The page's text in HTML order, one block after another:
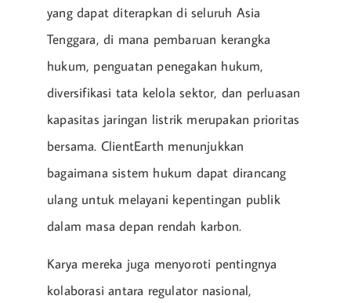
yang dapat diterapkan di seluruh Asia
Tenggara, di mana pembaruan kerangka
hukum, penguatan penegakan hukum,
diversifikasi tata kelola sektor, dan perluasan
kapasitas jaringan listrik merupakan prioritas
bersama. ClientEarth menunjukkan
bagaimana sistem hukum dapat dirancang
ulang untuk melayani kepentingan publik
dalam masa depan rendah karbon.
Karya mereka juga menyoroti pentingnya
kolaborasi antara regulator nasional,